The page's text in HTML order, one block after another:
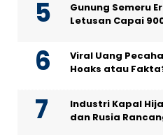
Gunung Semeru
Letusan Capai
Viral Uang
Hoaks atau
Industri Kapal
dan Rusia